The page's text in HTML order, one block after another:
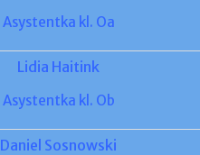
Asystentka kl. Oa
Lidia Haitink
Asystentka kl. Ob
Daniel Sosnowski